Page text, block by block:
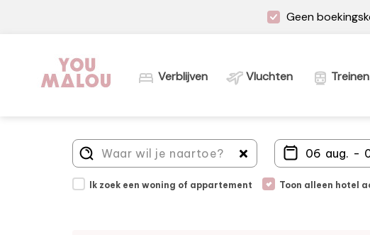
Geen
Verblijven Vluchten Treinen
Ik zoek een woning of appartement Toon alleen hotel